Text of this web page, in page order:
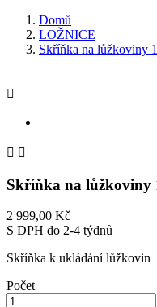
Domů
LOŽNICE
Skříňka na lůžkoviny

 
Skříňka na lůžkoviny
2 999,00 Kč
S DPH do 2-4 týdnů
Skříňka k ukládání lůžkovin
Počet